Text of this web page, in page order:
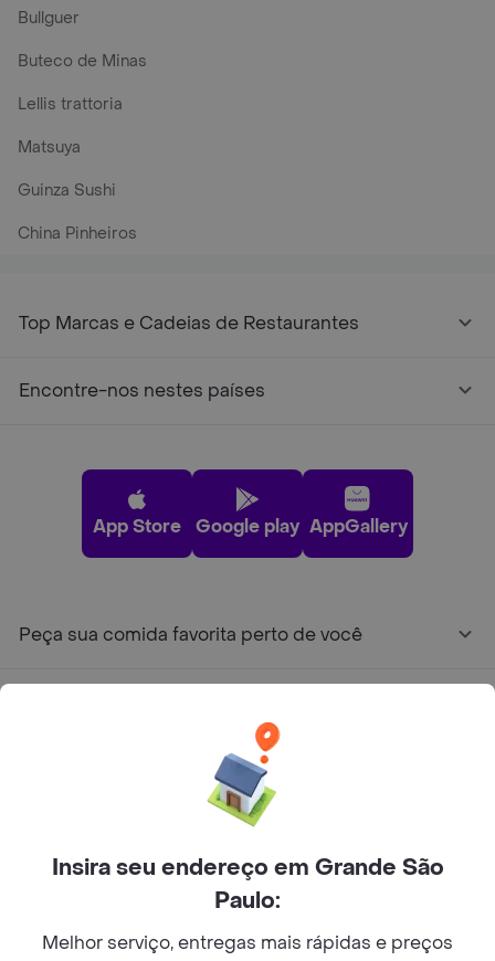
Bullguer
Buteco de Minas
Lellis trattoria
Matsuya
Guinza Sushi
China Pinheiros
Top Marcas e Cadeias de Restaurantes
Encontre-nos nestes países
App Store Google play AppGallery
Peça sua comida favorita perto de você
Facebook
TwitterInstagram
©2026Rappi Inc. All rights reserved.
Insira seu endereço em Grande São
Paulo:
Melhor serviço, entregas mais rápidas e preços